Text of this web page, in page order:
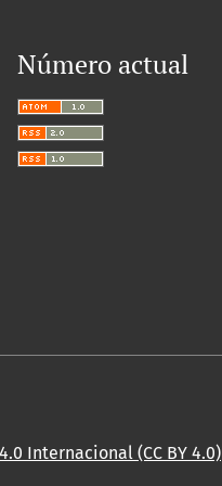
Número actual
Internacional (CC BY 4.0)